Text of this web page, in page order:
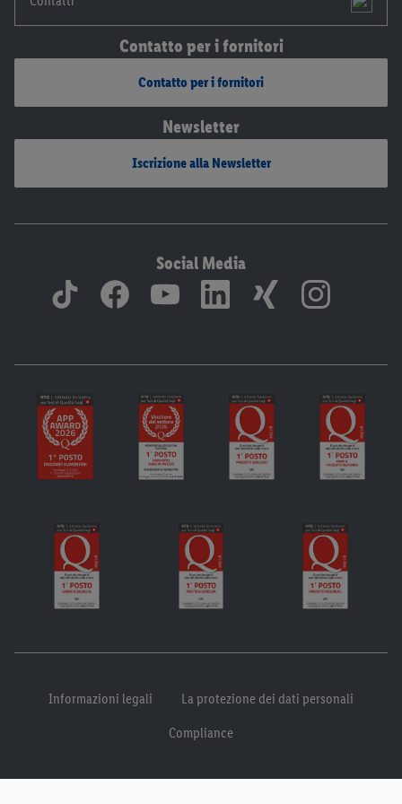
Contatto per i fornitori
Contatto per i fornitori
Newsletter
Iscrizione alla Newsletter
Social Media
Informazioni legali
La protezione dei dati personali
Compliance